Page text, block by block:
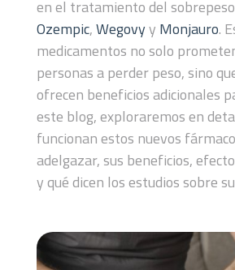
en el tratamiento del
Ozempic,Wegovyy Monjauro.
medicamentos no solo
personas a perder peso, sino
ofrecen beneficios adicionales
este blog, exploraremos en
funcionan estos nuevos
adelgazar, sus beneficios,
y qué dicen los estudios sobre